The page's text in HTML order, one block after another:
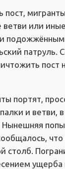
пост,
ветви или
патруль.
пост
портят,
и ветви,
столб.
ущерба